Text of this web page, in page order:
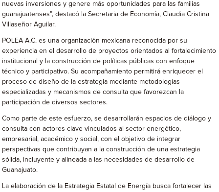
nuevas inversiones y genere más oportunidades para las familias
guanajuatenses”, destacó la Secretaria de Economía, Claudia Cristina
Villaseñor Aguilar.
POLEA A.C. es una organización mexicana reconocida por su
experiencia en el desarrollo de proyectos orientados al fortalecimiento
institucional y la construcción de políticas públicas con enfoque
técnico y participativo. Su acompañamiento permitirá enriquecer el
proceso de diseño de la estrategia mediante metodologías
especializadas y mecanismos de consulta que favorezcan la
participación de diversos sectores.
Como parte de este esfuerzo, se desarrollarán espacios de diálogo y
consulta con actores clave vinculados al sector energético,
empresarial, académico y social, con el objetivo de integrar
perspectivas que contribuyan a la construcción de una estrategia
sólida, incluyente y alineada a las necesidades de desarrollo de
Guanajuato.
La elaboración de la Estrategia Estatal de Energía busca fortalecer las